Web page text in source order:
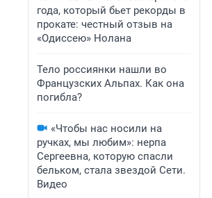
года, который бьет рекорды в
прокате: честный отзыв на
«Одиссею» Нолана
Тело россиянки нашли во
Французских Альпах. Как она
погибла?
«Чтобы нас носили на
ручках, мы любим»: нерпа
Сергеевна, которую спасли
бельком, стала звездой Сети.
Видео